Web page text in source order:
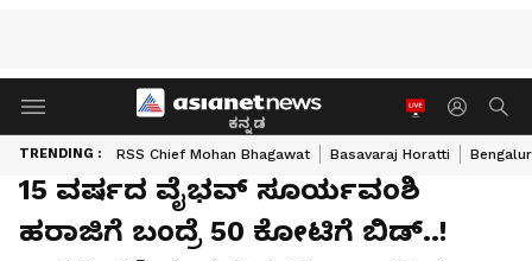
ಕನ್ನಡ
TRENDING : RSS Chief Mohan Bhagawat Basavaraj Horatti
15 ವರ್ಷದ ವೈಭವ್ ಸೂರ್ಯವಂಶಿ
ಹರಾಜಿಗೆ ಬಂದ್ರೆ 50 ಕೋಟಿಗೆ ಬಿಡ್..!